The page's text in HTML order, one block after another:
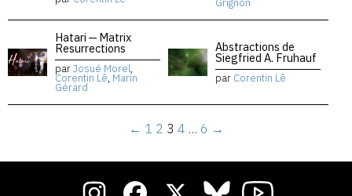
Grignon
Hatari — Matrix
Resurrections
parJosué Morel,
Corentin Lê, Marin
Gérard
Abstractions de
Siegfried A. Fruhauf
par Corentin Lê
← 1 2 3 4 … 6 →